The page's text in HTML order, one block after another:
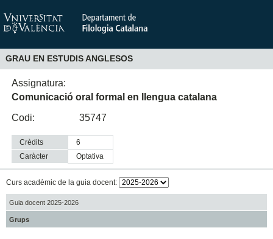
GRAU EN ESTUDIS ANGLESOS
Assignatura:
Comunicació oral formal en llengua catalana
Codi:
35747
Crèdits
6
Caràcter
optativa
Curs acadèmic de la guia docent:
Guia docent 2025-2026
Grups